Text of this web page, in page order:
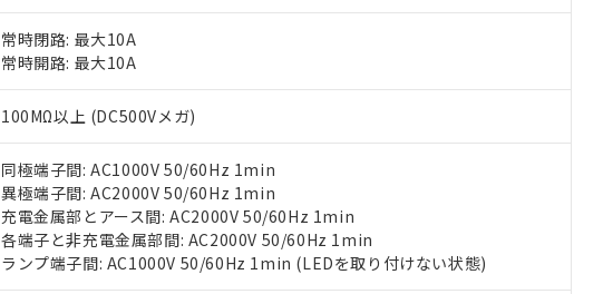
常時閉路: 最大10A
常時開路: 最大10A
100MΩ以上 (DC500Vメガ)
同極端子間: AC1000V 50/60Hz 1min
異極端子間: AC2000V 50/60Hz 1min
充電金属部とアース間: AC2000V 50/60Hz 1min
各端子と非充電金属部間: AC2000V 50/60Hz 1min
ランプ端子間: AC1000V 50/60Hz 1min (LEDを取り付けない状態)
当社制御機器事業取扱商品の中には、本サービスの対象外となる商品もあ
在庫状況および標準価格照会結果は、記載している更新日時点での社内
のであり、閲覧された時点での実際の在庫および標準価格とは異なる場合
い。
正式な納期状況および標準価格はお客様のお取引先、またはお客様担当の
当社販売員にご相談ください。
オムロン制御機器販売店や当社販売拠点は「
在庫状況および標準価格結果を当社の事前の承諾なく第三者に漏洩また
す。
マイパーツ機能（部品リスト作成サービス）をご利用いただくには、I-
ている必要があります。
お客様が当ウェブサイト上で当社にご登録された部品リストについて、
ル（DBP） 1000ppm以下、フタル酸ジイソブチル (DIBP) 1000ppm以下
但し、RoHS指令で産業用監視および制御機器に対する適用除外項目は除く。
フタル酸エステル類の４物質については閾値を超える意図的な使用がないことを確認しています。
※2 対応予定月
部品在庫の切り替え状況などにより、予定月が前後することがあります。
※3 非含有証明書ダウンロード
*中国RoHS10物質の基準値 (GB/T26572)：
Pb(鉛) :1000ppm、 Hg(水銀) : 1000ppm、 Cd(カドミウム) : 100ppm、
Cr(Ⅵ)(六価クロム) : 1000ppm、 PBBs(ポリ臭化ビフェニル類) : 1000ppm、 PBDEs(ポリ臭化ジフェ
DBP(フタル酸ジブチル) : 1000ppm、 DIBP(フタル酸ジイソブチル) : 1000ppm、 BBP(フタル酸ブチ
※2 環境保護使用期限
「ｅ」：有害物質（10物質）のすべてが基準値以下であることを示します。
「10」：通常の使用状況下において有害物質が外部に漏えいし、環境に深刻な
味します。
「－」：未確認です。当社販売部門へお問い合わせください。
当社は規制貨物を破棄する場合は、完全に破砕するなど、違法に輸出され
ます。
当社は貴社製品を、核兵器、ミサイル、化学兵器、生物兵器またはその他
置等に一切使用いたしません。
当社は、貴社製品を第三者に販売する場合は、上記1、2および3の内容を
また当社は、販売先および販売に係わる関係者が違法に輸出するおそれ
たしません。
記
号
説明
○ 一定数以上の在庫あり
△ 一定数には満たないが在庫あり
－
在庫なし(最新の在庫状況については、お客様のお取引先、またはお
機器販売店・当社販売員にご確認ください)
空
受注生産機種、また在庫状況の情報を公開していない機種